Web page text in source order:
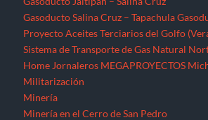
Gasoducto Salina Cruz – Tapachula
Proyecto Aceites Terciarios del Golfo
Sistema de Transporte de Gas Natural
Home Jornaleros MEGAPROYECTOS
Militarización
Minería
Minería en el Cerro de San Pedro